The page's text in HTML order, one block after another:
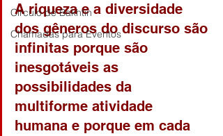
Circulo de Bakhtin
Chamadas para Eventos
A riqueza e a diversidade
dos gêneros do discurso são
infinitas porque são
inesgotáveis as
possibilidades da
multiforme atividade
humana e porque em cada